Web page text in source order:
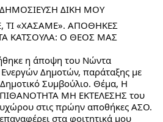
ΔΗΜΟΣΙΕΥΣΗ ΔΙΚΗ ΜΟΥ
ΤΙ «ΧΑΣΑΜΕ». ΑΠΟΘΗΚΕΣ
ΚΑΤΣΟΥΛΑ: Ο ΘΕΟΣ ΜΑΣ
η άποψη του Νώντα
Δημοτών, παράταξης με
Συμβούλιο. Θέμα, Η
ΜΗ ΕΚΤΕΛΕΣΗΣ του
στις πρώην αποθήκες ΑΣΟ.
στα φοιτητικά μου